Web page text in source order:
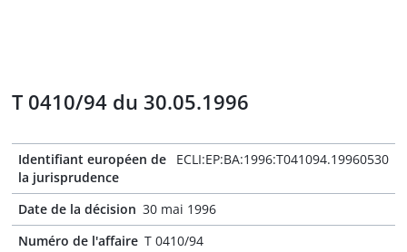
T 0410/94 du 30.05.1996
Identifiant européen de
la jurisprudence
ECLI:EP:BA:1996:T041094.19960530
Date de la décision 30 mai 1996
Numéro de l'affaire T 0410/94